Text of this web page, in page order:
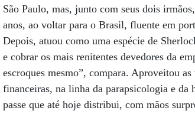
São Paulo, mas, junto com seus dois
anos, ao voltar para o Brasil, fluente em
Depois, atuou como uma espécie de
e cobrar os mais renitentes devedores da
escroques mesmo”, compara. Aproveitou
financeiras, na linha da parapsicologia e
passe que até hoje distribui, com mãos